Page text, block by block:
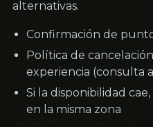
alternativas.
Confirmación de
Política de
experiencia (consulta
Si la disponibilidad
en la misma zona